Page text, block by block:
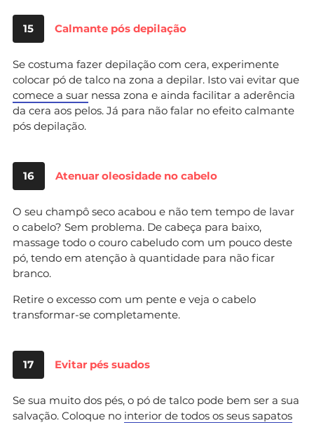
15 Calmante pós depilação
Se costuma fazer depilação com cera, experimente
colocar pó de talco na zona a depilar. Isto vai evitar que
comece a suar nessa zona e ainda facilitar a aderência
da cera aos pelos. Já para não falar no efeito calmante
pós depilação.
16 Atenuar oleosidade no cabelo
O seu champô seco acabou e não tem tempo de lavar
o cabelo? Sem problema. De cabeça para baixo,
massage todo o couro cabeludo com um pouco deste
pó, tendo em atenção à quantidade para não ficar
branco.
Retire o excesso com um pente e veja o cabelo
transformar-se completamente.
17 Evitar pés suados
Se sua muito dos pés, o pó de talco pode bem ser a sua
salvação. Coloque no interior de todos os seus sapatos